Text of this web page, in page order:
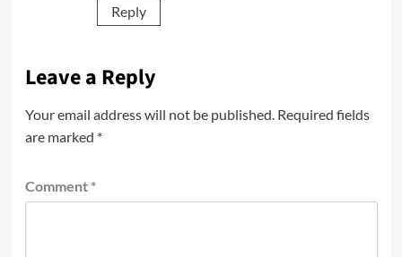
Reply
Leave a Reply
Your email address will not be published. Required fields
are marked *
Comment *